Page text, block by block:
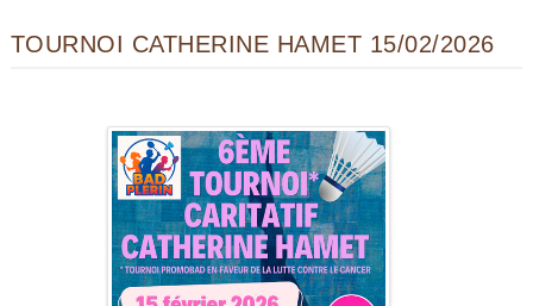
TOURNOI CATHERINE HAMET 15/02/2026